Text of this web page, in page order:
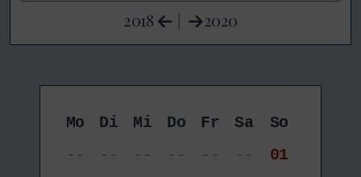
2018 | 2020
Mo Di Mi Do Fr Sa
So
--
-- -- -- -- --
01